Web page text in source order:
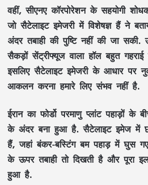
वहीं, सीएनए कॉरपोरेशन के सहयोगी
जो सैटेलाइट इमेजरी में विशेषज्ञ हैं ने
अंदर तबाही की पुष्टि नहीं की जा सकी.
सैकड़ों सेंट्रीफ्यूज वाला हॉल बहुत
इसलिए सैटेलाइट इमेजरी के आधार पर
आकलन करना हमारे लिए संभव नहीं है.
ईरान का फोर्डो परमाणु प्लांट पहाड़ों के
के अंदर बना हुआ है. सैटेलाइट इमेज में
हैं, जहां बंकर-बस्टिंग बम पहाड़ में घुस
के ऊपर तबाही तो दिखती है और पूरा
हुआ है.